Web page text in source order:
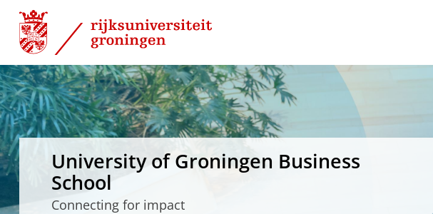
Skip
Content
Skip
Navigation
University of Groningen Business
School
Connecting for impact